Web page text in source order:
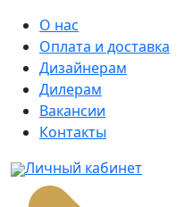
О нас
Оплата и доставка
Дизайнерам
Дилерам
Вакансии
Контакты
Личный кабинет